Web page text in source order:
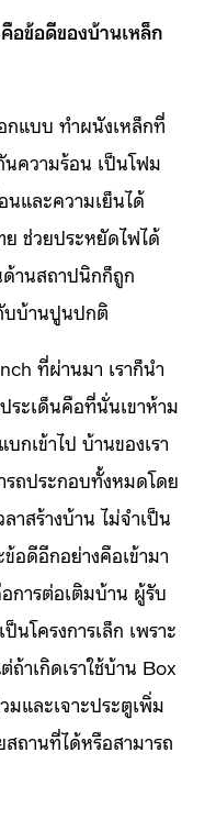
อข้อดีของบ้านเหล็ก
แบบ ทำผนังเหล็กที่
ความร้อน เป็นโฟม
และความเย็นได้
ย ช่วยประหยัดไฟได้
านสถาปนิกก็ถูก
บบ้านปูนปกติ
ที่ผ่านมา เราก็นำ
ระเด็นคือที่นั่นเขาห้าม
กเข้าไป บ้านของเรา
รถประกอบทั้งหมดโดย
าสร้างบ้าน ไม่จำเป็น
อดีอีกอย่างคือเข้ามา
การต่อเติมบ้าน ผู้รับ
นโครงการเล็ก เพราะ
าเกิดเราใช้บ้าน Box
และเจาะประตูเพิ่ม
ถานที่ได้หรือสามารถ